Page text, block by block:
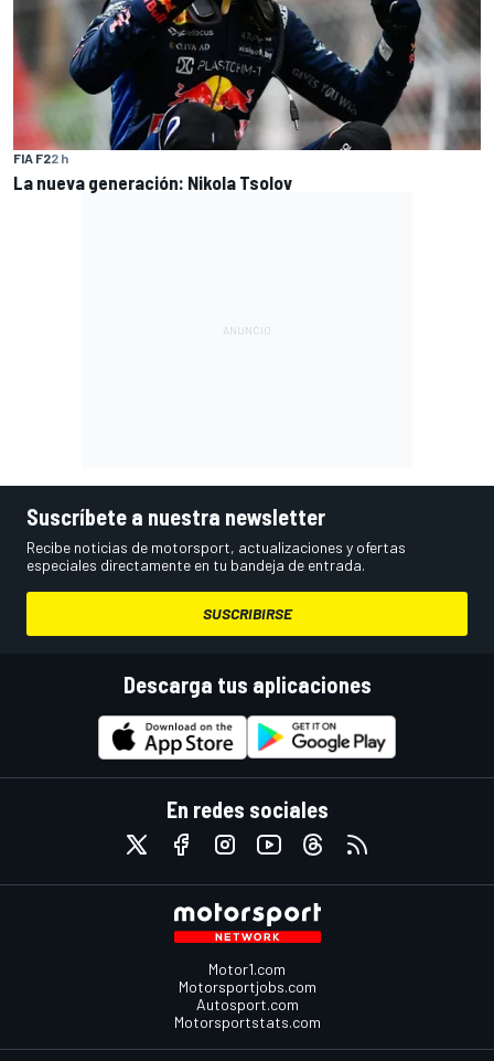
FIA F22 h
La nueva generación: Nikola Tsolov
Suscríbete a nuestra newsletter
Recibe noticias de motorsport, actualizaciones y ofertas
especiales directamente en tu bandeja de entrada.
SUSCRIBIRSE
Descarga tus aplicaciones
En redes sociales
Motor1.com
Motorsportjobs.com
Autosport.com
Motorsportstats.com